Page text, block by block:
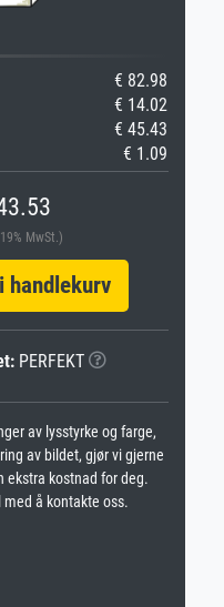
€ 82.98
€ 14.02
€ 45.43
€ 1.09
MwSt.)
PERFEKT
av lysstyrke og farge,
av bildet, gjør vi gjerne
ekstra kostnad for deg.
å kontakte oss.